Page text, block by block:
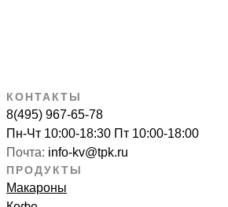
КОНТАКТЫ
8(495) 967-65-78
Пн-Чт 10:00-18:30 Пт 10:00-18:00
Почта: info-kv@tpk.ru
ПРОДУКТЫ
Макароны